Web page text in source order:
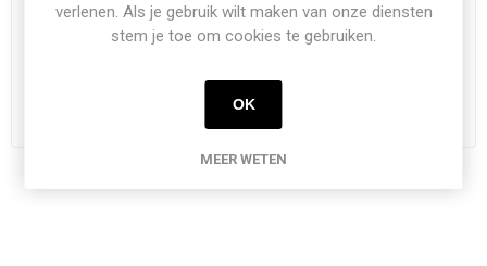
verlenen. Als je gebruik wilt maken van onze diensten
stem je toe om cookies te gebruiken.
OK
MEER WETEN